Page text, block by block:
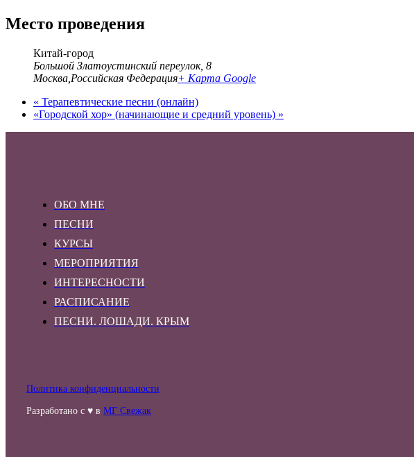
Место проведения
Китай-город
Большой Златоустинский переулок, 8
Москва Российская Федерация+ Карта Google
« Терапевтические песни (онлайн)
«Городской хор» (начинающие и средний уровень) »
ОБО МНЕ
ПЕСНИ
КУРСЫ
МЕРОПРИЯТИЯ
ИНТЕРЕСНОСТИ
РАСПИСАНИЕ
ПЕСНИ. ЛОШАДИ. КРЫМ
Политика конфиденциальности
Разработано с ♥ в МГ Свежак